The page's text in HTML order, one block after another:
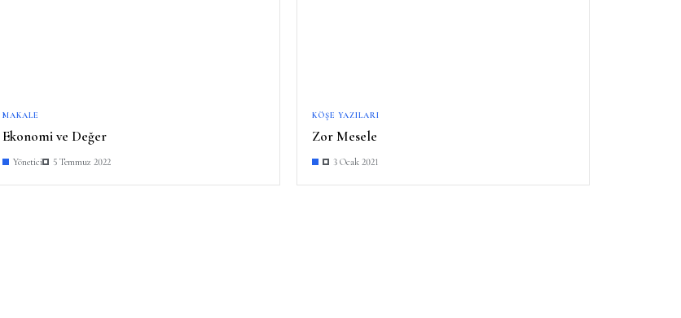
MAKALE
Ekonomi ve Değer
Yönetici 5 Temmuz 2022
KÖŞE YAZILARI
Zor Mesele
3 Ocak 2021